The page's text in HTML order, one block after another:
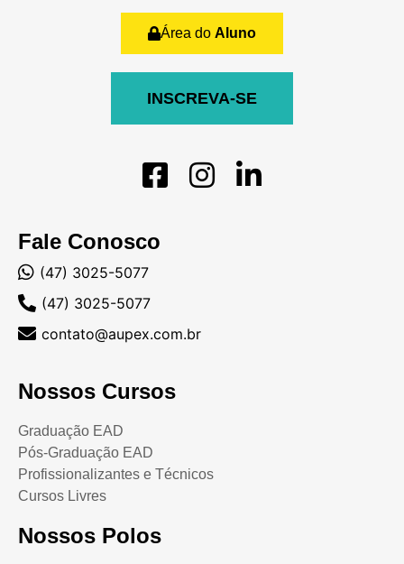
Fale Conosco
(47) 3025-5077
(47) 3025-5077
contato@aupex.com.br
Nossos Cursos
Graduação EAD
Pós-Graduação EAD
Profissionalizantes e Técnicos
Cursos Livres
Nossos Polos
Área do Aluno
INSCREVA-SE